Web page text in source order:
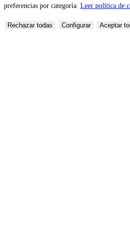
preferencias por categoría. Leer política de
Rechazar todas Configurar Aceptar